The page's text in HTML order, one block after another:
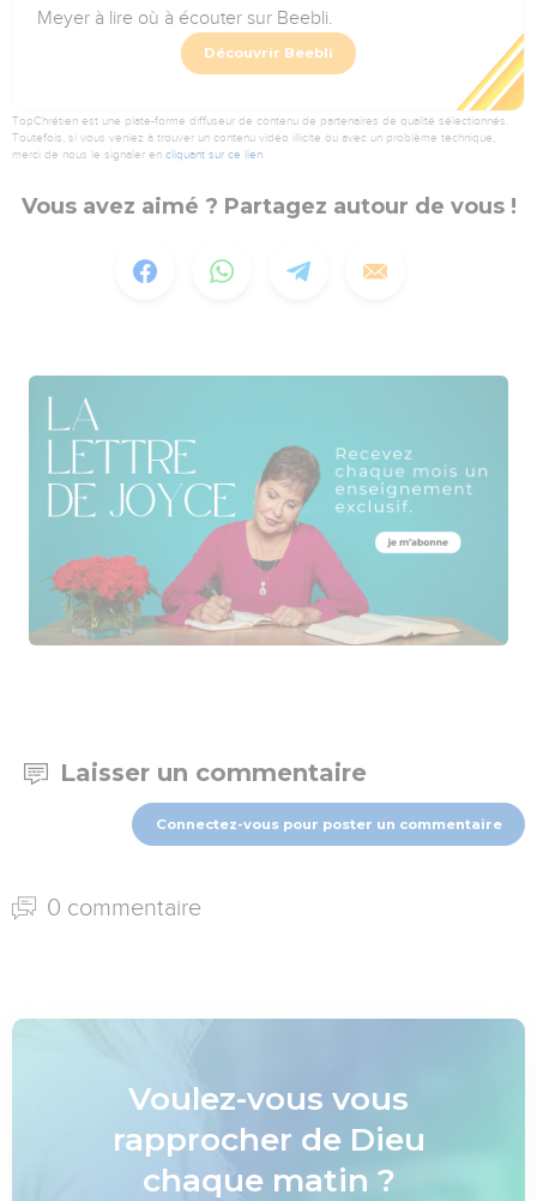
Meyer à lire où à écouter sur Beebli.
Découvrir Beebli
TopChrétien est une plate-forme diffuseur de contenu de partenaires de qualité sélectionnés.
Toutefois, si vous veniez à trouver un contenu vidéo illicite ou avec un problème technique,
merci de nous le signaler en cliquant sur ce lien.
Vous avez aimé ? Partagez autour de vous !
Laisser un commentaire
Connectez-vous pour poster un commentaire
0 commentaire
Voulez-vous vous
rapprocher de Dieu
chaque matin ?